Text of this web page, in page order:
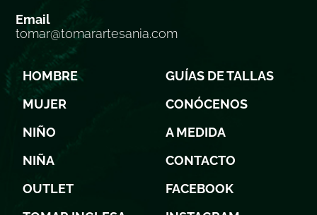
Email
tomar@tomarartesania.com
HOMBRE
MUJER
NIÑO
NIÑA
OUTLET
GUÍAS DE TALLAS
CONÓCENOS
A MEDIDA
CONTACTO
FACEBOOK